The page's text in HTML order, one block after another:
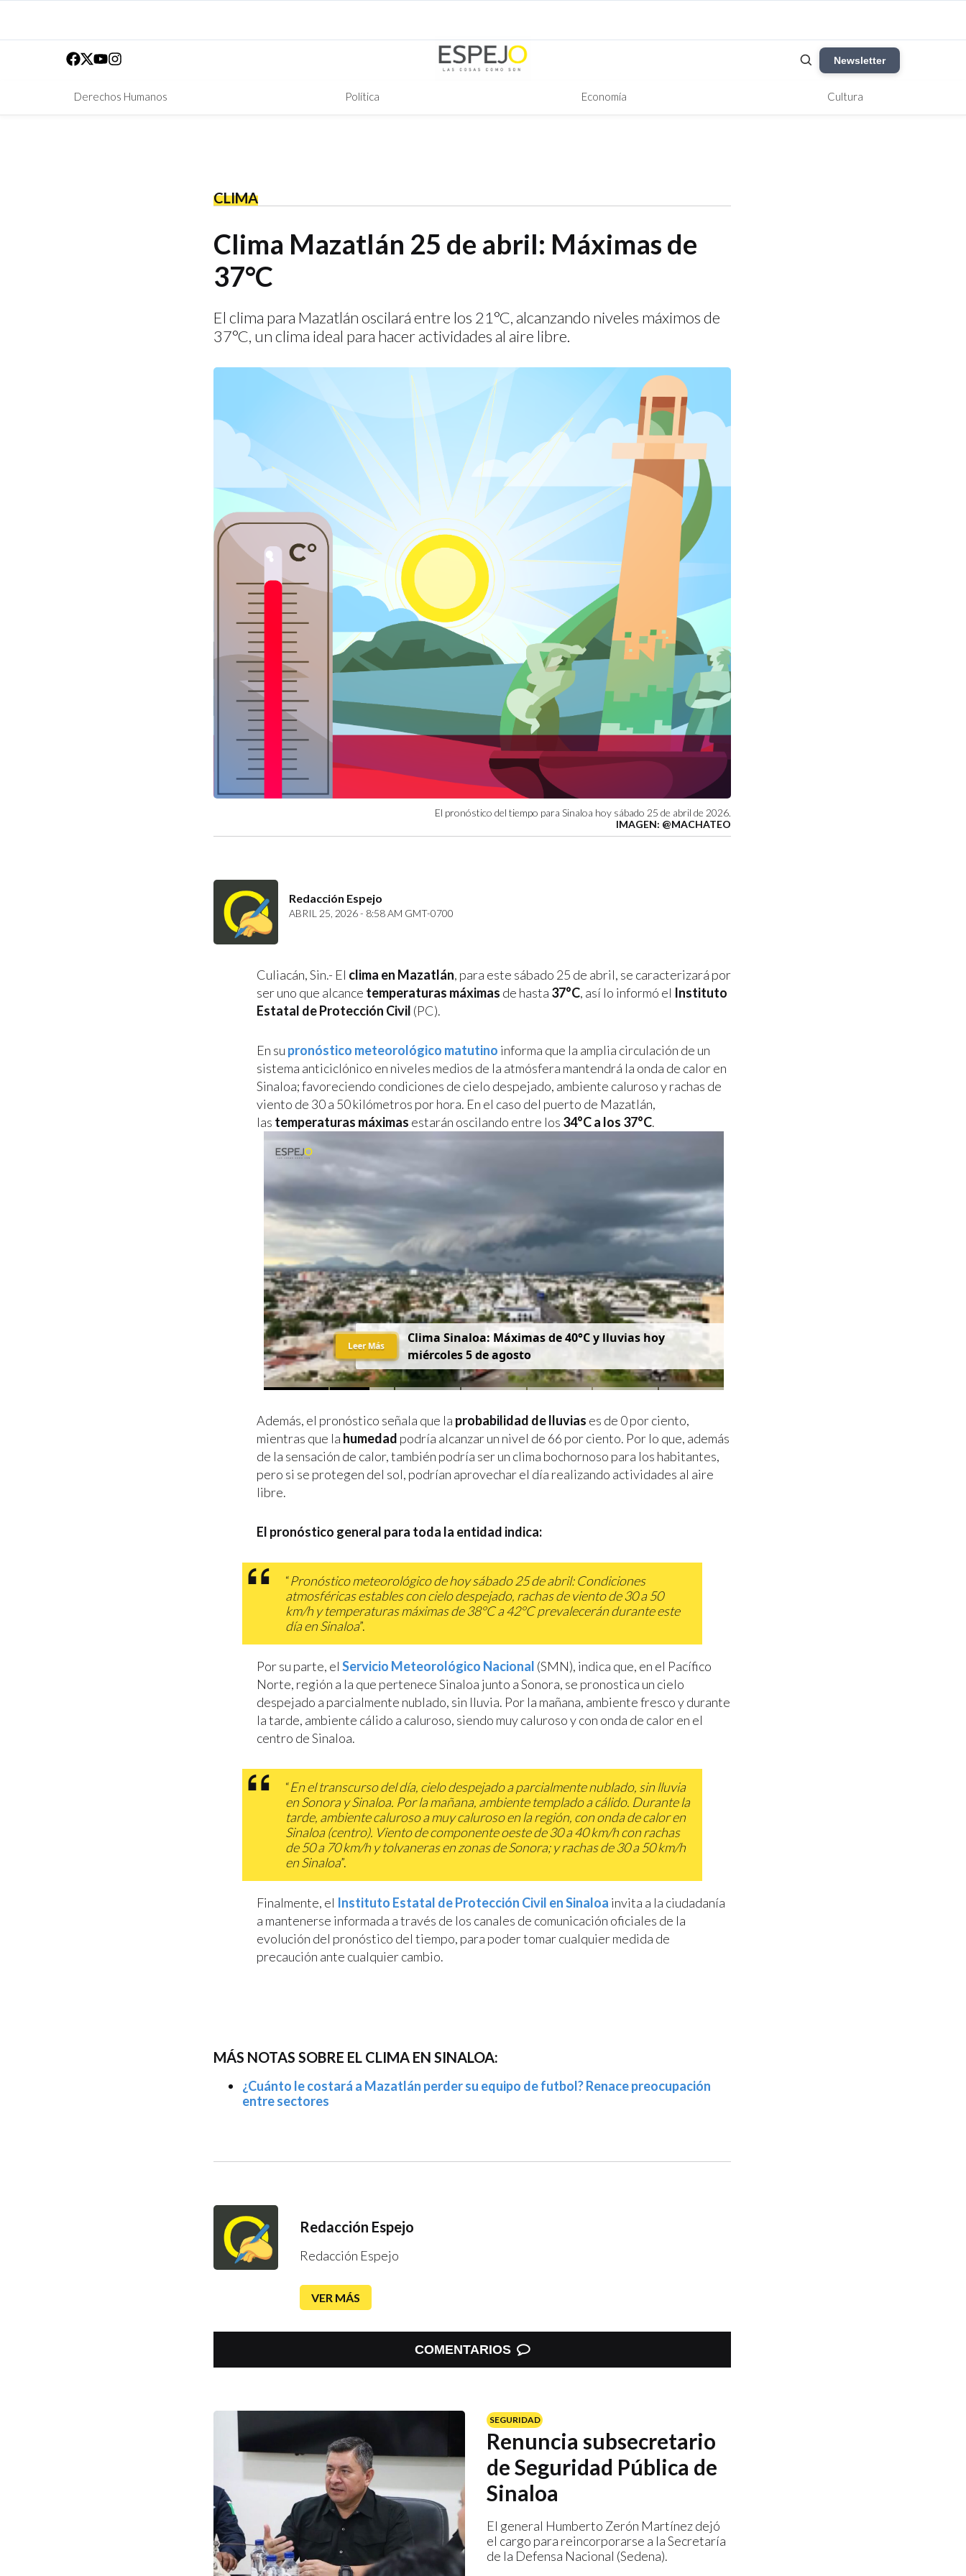
Newsletter
Derechos Humanos Política Economía Cultura
CLIMA
Clima Mazatlán 25 de abril: Máximas de
37°C
El clima para Mazatlán oscilará entre los 21°C, alcanzando niveles máximos de
37°C, un clima ideal para hacer actividades al aire libre.
El pronóstico del tiempo para Sinaloa hoy sábado 25 de abril de 2026.
IMAGEN: @MACHATEO
Redacción Espejo
ABRIL 25, 2026 - 8:58 AM GMT-0700
Culiacán, Sin.- El clima en Mazatlán, para este sábado 25 de abril, se caracterizará por
ser uno que alcance temperaturas máximas de hasta 37°C, así lo informó el Instituto
Estatal de Protección Civil (PC).
En su pronóstico meteorológico matutino informa que la amplia circulación de un
sistema anticiclónico en niveles medios de la atmósfera mantendrá la onda de calor en
Sinaloa; favoreciendo condiciones de cielo despejado, ambiente caluroso y rachas de
viento de 30 a 50 kilómetros por hora. En el caso del puerto de Mazatlán,
las temperaturas máximas estarán oscilando entre los 34°C a los 37°C.
Clima Sinaloa: Máximas de 40°C y lluvias hoy
miércoles 5 de agosto
Leer Más
Además, el pronóstico señala que la probabilidad de lluvias es de 0 por ciento,
mientras que la humedad podría alcanzar un nivel de 66 por ciento. Por lo que, además
de la sensación de calor, también podría ser un clima bochornoso para los habitantes,
pero si se protegen del sol, podrían aprovechar el día realizando actividades al aire
libre.
El pronóstico general para toda la entidad indica:
“Pronóstico meteorológico de hoy sábado 25 de abril: Condiciones
atmosféricas estables con cielo despejado, rachas de viento de 30 a 50
km/h y temperaturas máximas de 38°C a 42°C prevalecerán durante este
día en Sinaloa”.
Por su parte, el Servicio Meteorológico Nacional (SMN), indica que, en el Pacífico
Norte, región a la que pertenece Sinaloa junto a Sonora, se pronostica un cielo
despejado a parcialmente nublado, sin lluvia. Por la mañana, ambiente fresco y durante
la tarde, ambiente cálido a caluroso, siendo muy caluroso y con onda de calor en el
centro de Sinaloa.
“En el transcurso del día, cielo despejado a parcialmente nublado, sin lluvia
en Sonora y Sinaloa. Por la mañana, ambiente templado a cálido. Durante la
tarde, ambiente caluroso a muy caluroso en la región, con onda de calor en
Sinaloa (centro). Viento de componente oeste de 30 a 40 km/h con rachas
de 50 a 70 km/h y tolvaneras en zonas de Sonora; y rachas de 30 a 50 km/h
en Sinaloa”.
Finalmente, el Instituto Estatal de Protección Civil en Sinaloa invita a la ciudadanía
a mantenerse informada a través de los canales de comunicación oficiales de la
evolución del pronóstico del tiempo, para poder tomar cualquier medida de
precaución ante cualquier cambio.
MÁS NOTAS SOBRE EL CLIMA EN SINALOA:
¿Cuánto le costará a Mazatlán perder su equipo de futbol? Renace preocupación
entre sectores
Redacción Espejo
Redacción Espejo
VER MÁS
COMENTARIOS
SEGURIDAD
Renuncia subsecretario
de Seguridad Pública de
Sinaloa
El general Humberto Zerón Martínez dejó
el cargo para reincorporarse a la Secretaría
de la Defensa Nacional (Sedena).